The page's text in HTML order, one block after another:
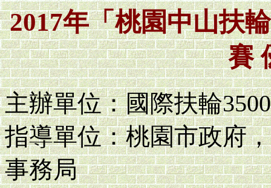
2017年「桃園中山扶
賽
主辦單位：國際扶輪
指導單位：桃園市政府
事務局